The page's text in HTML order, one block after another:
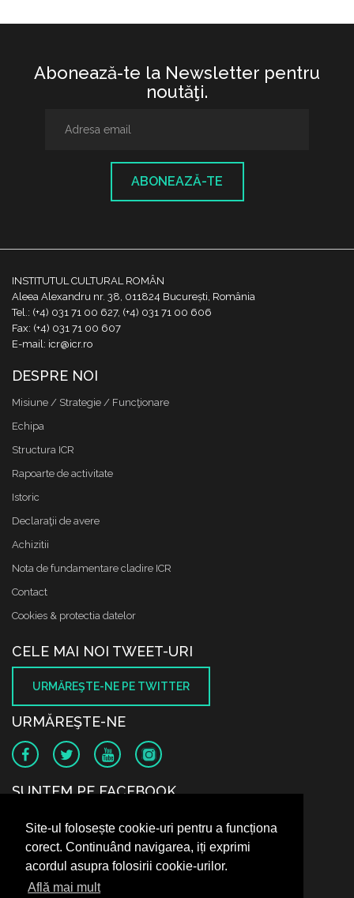
Site-ul folosește cookie-uri pentru a funcționa
corect. Continuând navigarea, iți exprimi
acordul asupra folosirii cookie-urilor.
Află mai mult
Abonează-te la Newsletter pentru
noutăţi.
ABONEAZĂ-TE
INSTITUTUL CULTURAL ROMÂN
Aleea Alexandru nr. 38, 011824 București, România
Tel.: (+4) 031 71 00 627, (+4) 031 71 00 606
Fax: (+4) 031 71 00 607
E-mail: icr@icr.ro
DESPRE NOI
Misiune / Strategie / Funcţionare
Echipa
Structura ICR
Rapoarte de activitate
Istoric
Declaraţii de avere
Achizitii
Nota de fundamentare cladire ICR
Contact
Cookies & protectia datelor
CELE MAI NOI TWEET-URI
URMĂREŞTE-NE PE TWITTER
URMĂREŞTE-NE
SUNTEM PE FACEBOOK